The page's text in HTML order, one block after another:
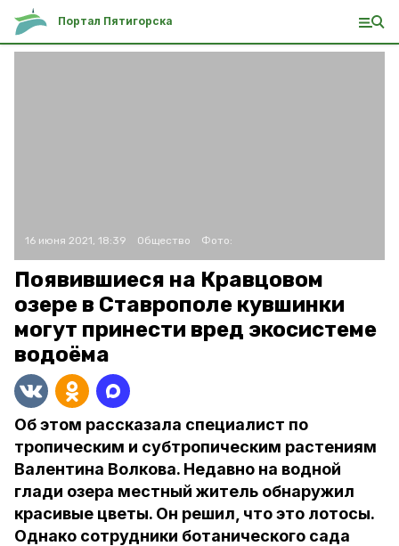
Портал Пятигорска
16 июня 2021, 18:39 Общество Фото:
Появившиеся на Кравцовом
озере в Ставрополе кувшинки
могут принести вред экосистеме
водоёма
Об этом рассказала специалист по
тропическим и субтропическим растениям
Валентина Волкова. Недавно на водной
глади озера местный житель обнаружил
красивые цветы. Он решил, что это лотосы.
Однако сотрудники ботанического сада